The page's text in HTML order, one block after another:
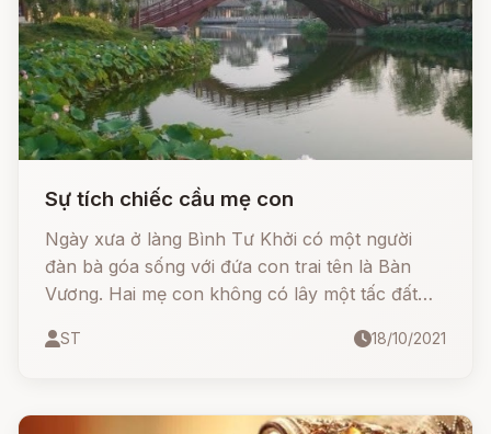
Sự tích chiếc cầu mẹ con
Ngày xưa ở làng Bình Tư Khởi có một người
đàn bà góa sống với đứa con trai tên là Bàn
Vương. Hai mẹ con không có lây một tấc đất
chợ bán, còn đứa con trai phải đi chăn bò thuê.
ST 18/10/2021